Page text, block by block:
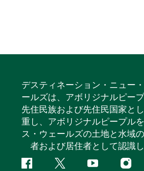
デスティネーション・ニュー
ールズは、アボリジナルピー
先住民族および先住民国家と
重し、アボリジナルピープル
ス・ウェールズの土地と水域
者および居住者として認識し
フ
ツ
ユ
イ